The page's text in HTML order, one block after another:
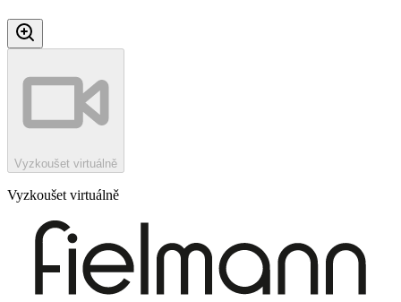
Vyzkoušet virtuálně
Vyzkoušet virtuálně